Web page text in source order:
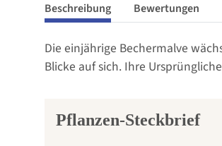
Beschreibung Bewertungen
Die einjährige Bechermalve
Blicke auf sich. Ihre
Pflanzen-Steckbrief